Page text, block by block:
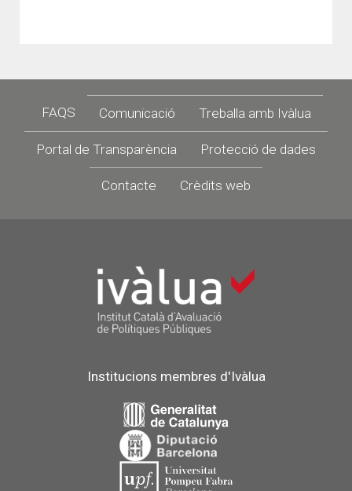
Footer
FAQS Comunicació Treballa amb Ivàlua
Portal de Transparència Protecció de dades
Contacte Crèdits web
Institucions membres d'Ivàlua